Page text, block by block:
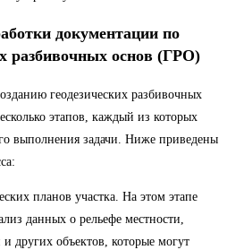
документации по
разбивочных основ (ГРО)
геодезических разбивочных
этапов, каждый из которых
выполнения задачи. Ниже приведены
планов участка. На этом этапе
данных о рельефе местности,
других объектов, которые могут